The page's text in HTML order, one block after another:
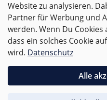
Alle Preise inkl. gesetzl.
und ggf.
Für Deutschland sind
Website zu analysieren.
Partner für Werbung und
werden. Wenn Du
dass ein solches Cookie
wird. Datenschutz
Alle